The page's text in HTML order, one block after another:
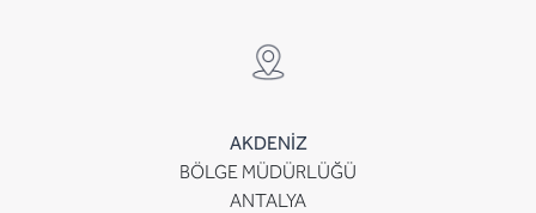
AKDENİZ
BÖLGE MÜDÜRLÜĞÜ
ANTALYA